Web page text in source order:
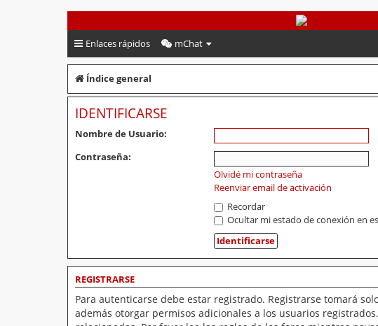
PeruVoley.com
Enlaces rápidos mChat
Índice general
IDENTIFICARSE
Nombre de Usuario:
Contraseña:
Olvidé mi contraseña
Reenviar email de activación
Recordar
Ocultar mi estado de conexión en
REGISTRARSE
Para autenticarse debe estar registrado. Registrarse tomará
además otorgar permisos adicionales a los usuarios